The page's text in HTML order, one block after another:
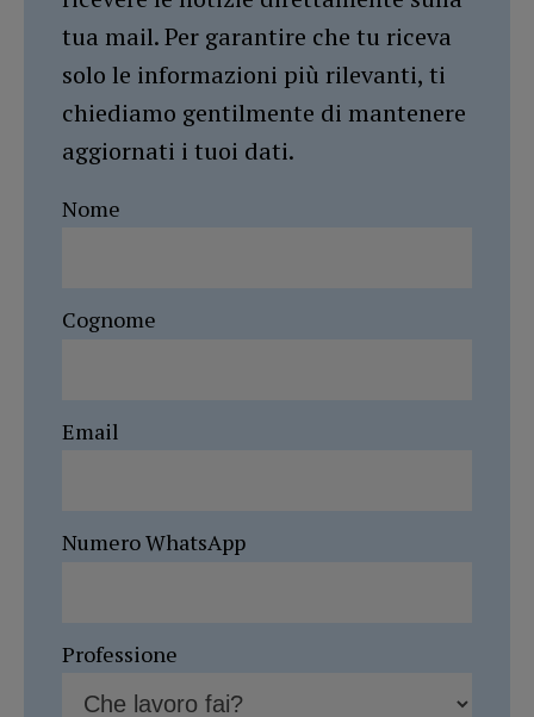
tua mail. Per garantire che tu riceva
solo le informazioni più rilevanti, ti
chiediamo gentilmente di mantenere
aggiornati i tuoi dati.
Nome
Cognome
Email
Numero WhatsApp
Professione